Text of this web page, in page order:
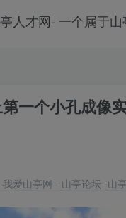
一个小孔成